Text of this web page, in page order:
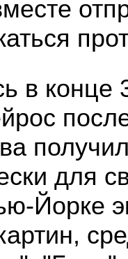
в конце
для
Йорке